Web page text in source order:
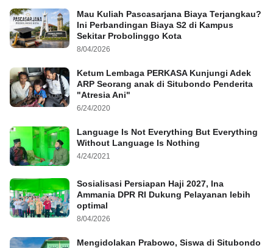
Mau Kuliah Pascasarjana Biaya Terjangkau?
Ini Perbandingan Biaya S2 di Kampus
Sekitar Probolinggo Kota
8/04/2026
Ketum Lembaga PERKASA Kunjungi Adek
ARP Seorang anak di Situbondo Penderita
"Atresia Ani"
6/24/2020
Language Is Not Everything But Everything
Without Language Is Nothing
4/24/2021
Sosialisasi Persiapan Haji 2027, Ina
Ammania DPR RI Dukung Pelayanan lebih
optimal
8/04/2026
Mengidolakan Prabowo, Siswa di Situbondo